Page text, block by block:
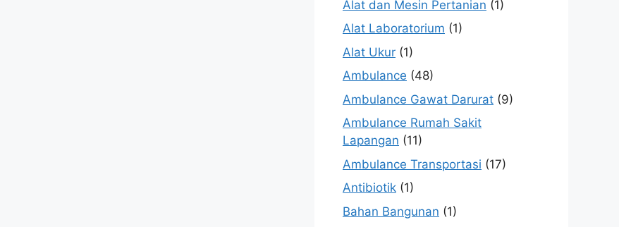
Alat dan Mesin Pertanian (1)
Alat Laboratorium (1)
Alat Ukur (1)
Ambulance (48)
Ambulance Gawat Darurat (9)
Ambulance Rumah Sakit
Lapangan (11)
Ambulance Transportasi (17)
Antibiotik (1)
Bahan Bangunan (1)